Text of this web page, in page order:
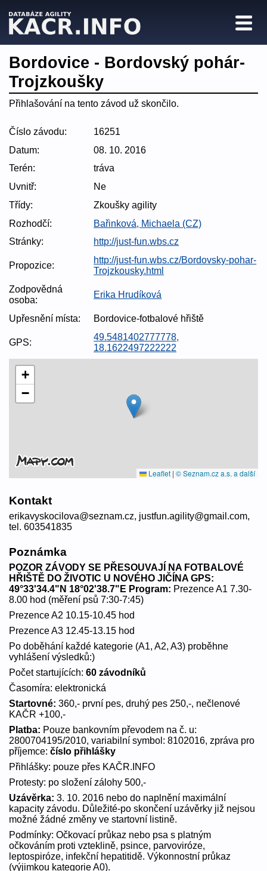
Bordovice - Bordovský pohár-
Trojzkoušky
Přihlašování na tento závod už skončilo.
Číslo závodu:
16251
Datum:
08. 10. 2016
Terén:
tráva
Uvnitř:
Ne
Třídy:
Zkoušky agility
Rozhodčí:
Bařinková, Michaela (CZ)
Stránky:
http://just-fun.wbs.cz
Propozice:
http://just-fun.wbs.cz/Bordovsky-pohar-
Trojzkousky.html
Zodpovědná
osoba:
Erika Hrudíková
Upřesnění místa: Bordovice-fotbalové hřiště
GPS:
49.5481402777778,
18.1622497222222
+
−
Leaflet | © Seznam.cz a.s. a další
Kontakt
erikavyskocilova@seznam.cz, justfun.agility@gmail.com,
tel. 603541835
Poznámka
POZOR ZÁVODY SE PŘESOUVAJÍ NA FOTBALOVÉ
HŘIŠTĚ DO ŽIVOTIC U NOVÉHO JIČÍNA GPS:
49°33'34.4"N 18°02'38.7"E Program: Prezence A1 7.30-
8.00 hod (měření psů 7:30-7:45)
Prezence A2 10.15-10.45 hod
Prezence A3 12.45-13.15 hod
Po doběhání každé kategorie (A1, A2, A3) proběhne
vyhlášení výsledků:)
Počet startujících: 60 závodníků
Časomíra: elektronická
Startovné: 360,- první pes, druhý pes 250,-, nečlenové
KAČR +100,-
Platba: Pouze bankovním převodem na č. u:
2800704195/2010, variabilní symbol: 8102016, zpráva pro
příjemce: číslo přihlášky
Přihlášky: pouze přes KAČR.INFO
Protesty: po složení zálohy 500,-
Uzávěrka: 3. 10. 2016 nebo do naplnění maximální
kapacity závodu. Důležité-po skončení uzávěrky již nejsou
možné žádné změny ve startovní listině.
Podmínky: Očkovací průkaz nebo psa s platným
očkováním proti vzteklině, psince, parvoviróze,
leptospiróze, infekční hepatitidě. Výkonnostní průkaz
(výjimkou kategorie A0).